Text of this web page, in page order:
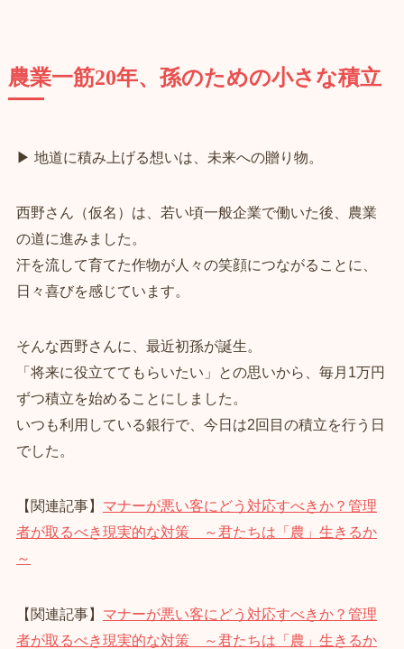
農業一筋20年、孫のための小さな積立
▶ 地道に積み上げる想いは、未来への贈り物。
西野さん（仮名）は、若い頃一般企業で働いた後、農業
の道に進みました。
汗を流して育てた作物が人々の笑顔につながることに、
日々喜びを感じています。
そんな西野さんに、最近初孫が誕生。
「将来に役立ててもらいたい」との思いから、毎月1万円
ずつ積立を始めることにしました。
いつも利用している銀行で、今日は2回目の積立を行う日
でした。
【関連記事】 マナーが悪い客にどう対応すべきか？管理
者が取るべき現実的な対策 ～君たちは「農」生きるか
～
【関連記事】 マナーが悪い客にどう対応すべきか？管理
者が取るべき現実的な対策 ～君たちは「農」生きるか